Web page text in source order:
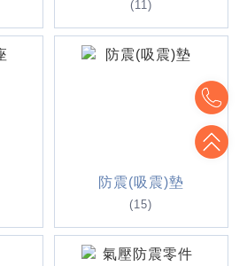
(11)
防震(吸震)墊
(15)